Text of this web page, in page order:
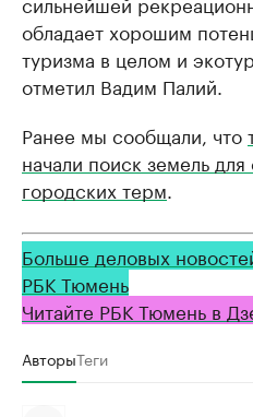
обладает хорошим
туризма в целом и
отметил Вадим Палий.
Ранее мы сообщали, что
начали поиск земель для
городских терм
Больше деловых
РБК Тюмень
Читайте РБК Тюмень в
АвторыТеги